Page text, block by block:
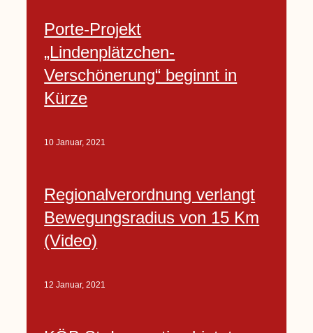
Porte-Projekt
„Lindenplätzchen-
Verschönerung“ beginnt in
Kürze
10 Januar, 2021
Regionalverordnung verlangt
Bewegungsradius von 15 Km
(Video)
12 Januar, 2021